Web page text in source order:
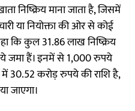
निष्क्रिय माना जाता है, जिसमें
या नियोक्ता की ओर से कोई
कि कुल 31.86 लाख निष्क्रिय
जमा हैं। इनमें से 1,000 रुपये
करोड़ रुपये की राशि है,
जाएगा।